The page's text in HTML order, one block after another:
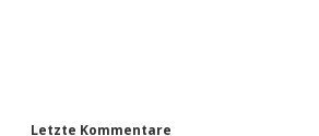
Letzte Kommentare